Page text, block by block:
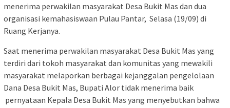
menerima perwakilan masyarakat Desa Bukit Mas dan dua
organisasi kemahasiswaan Pulau Pantar, Selasa (19/09) di
Ruang Kerjanya.
Saat menerima perwakilan masyarakat Desa Bukit Mas yang
terdiri dari tokoh masyarakat dan komunitas yang mewakili
masyarakat melaporkan berbagai kejanggalan pengelolaan
Dana Desa Bukit Mas, Bupati Alor tidak menerima baik
pernyataan Kepala Desa Bukit Mas yang menyebutkan bahwa